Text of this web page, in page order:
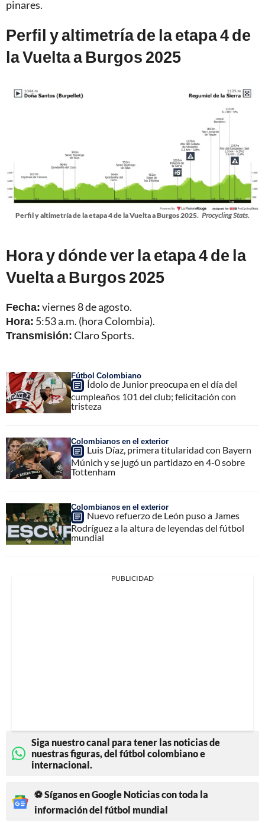
pinares.
Perfil y altimetría de la etapa 4 de
la Vuelta a Burgos 2025
Perfil y altimetría de la etapa 4 de la Vuelta a Burgos 2025. Procycling Stats.
Hora y dónde ver la etapa 4 de la
Vuelta a Burgos 2025
Fecha:viernes 8 de agosto.
Hora: 5:53 a.m. (hora Colombia).
Transmisión:Claro Sports.
Fútbol Colombiano
Ídolo de Junior preocupa en el día del
cumpleaños 101 del club; felicitación con
tristeza
Colombianos en el exterior
Luis Díaz, primera titularidad con Bayern
Múnich y se jugó un partidazo en 4-0 sobre
Tottenham
Colombianos en el exterior
Nuevo refuerzo de León puso a James
Rodríguez a la altura de leyendas del fútbol
mundial
PUBLICIDAD
Siga nuestro canal para tener las noticias de
nuestras figuras, del fútbol colombiano e
internacional.
⚽ Síganos en Google Noticias con toda la
información del fútbol mundial